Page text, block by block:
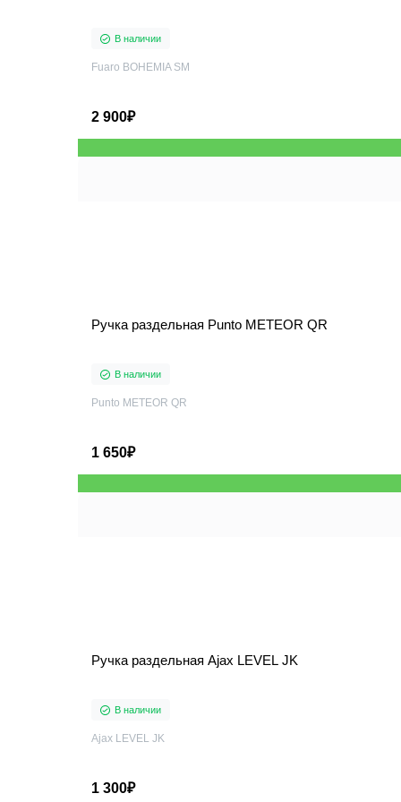
В наличии
Fuaro BOHEMIA SM
2 900₽
Ручка раздельная Punto METEOR QR
В наличии
Punto METEOR QR
1 650₽
Ручка раздельная Ajax LEVEL JK
В наличии
Ajax LEVEL JK
1 300₽